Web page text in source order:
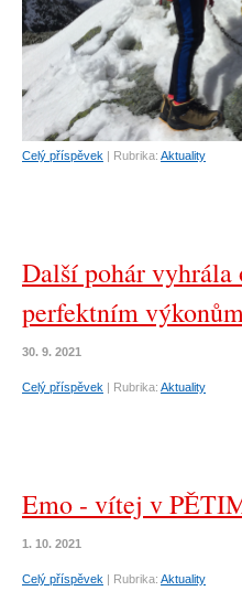
Celý příspěvek | Rubrika: Aktuality
Další pohár
perfektním
30. 9. 2021
Celý příspěvek | Rubrika: Aktuality
Emo - vítej v
1. 10. 2021
Celý příspěvek | Rubrika: Aktuality